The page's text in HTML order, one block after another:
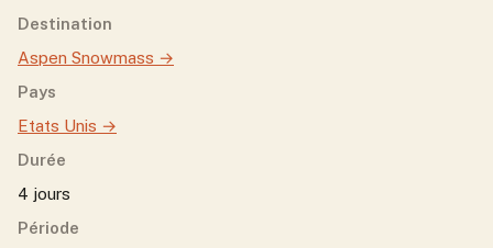
Destination
Aspen Snowmass →
Pays
Etats Unis →
Durée
4 jours
Période